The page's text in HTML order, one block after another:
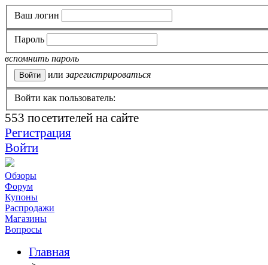
Ваш логин
Пароль
вспомнить пароль
или зарегистрироваться
Войти как пользователь:
553 посетителей на сайте
Регистрация
Войти
Обзоры
Форум
Купоны
Распродажи
Магазины
Вопросы
Главная